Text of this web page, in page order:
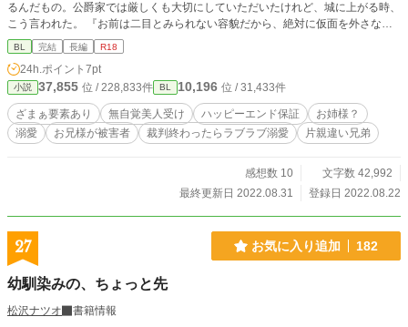
るんだもの。公爵家では厳しくも大切にしていただいたけれど、城に上がる時、
こう言われた。 『お前は二目とみられない容貌だから、絶対に仮面を外さない
ように。』 公爵家では鏡も池もなかったから、自分の顔は分からなかった。 し
かし、学園を卒業する日。 パーティーの席で意地悪な王太子に仮面をはぎ取ら
れる。 しかし、その顔は、アレクサンドライトのように角度によって青にも緑
にも見えるアーモンドアイに長い睫毛、通った鼻筋。小ぶりでぷるんとした桜色
の唇。 醜いどころか、誰もが見惚れる美しい容姿で。 しかも、今は亡き前の正
妃に瓜二つの顔だった――――――。 暗殺される運命の中、攫ってくれた赤毛
の盗賊ジャン。 追っ手をかいくぐった先にあるのは。
BL 完結 長編 R18
24h.ポイント 7pt
小説 37,855 位 / 228,833件 BL 10,196 位 / 31,433件
ざまぁ要素あり 無自覚美人受け ハッピーエンド保証
お姉様？
溺愛
お兄様が被害者 裁判終わったらラブラブ溺愛 片親違い兄弟
感想数 10
文字数 42,992
最終更新日 2022.08.31
登録日 2022.08.22
27 お気に入り追加 182
幼馴染みの、ちょっと先
松沢ナツオ
書籍情報